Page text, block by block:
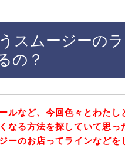
スムージーの
の？
ルなど、今回色々とわたし
なる方法を探していて思っ
ーのお店ってラインなどを